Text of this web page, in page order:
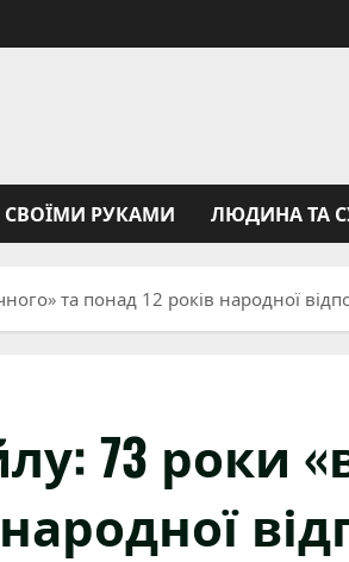
СВОЇМИ РУКАМИ ЛЮДИНА ТА
та понад 12 років народної
73 роки